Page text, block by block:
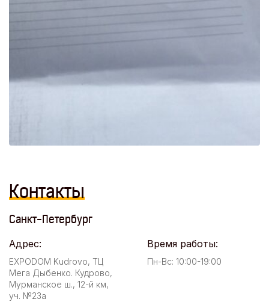
Контакты
Санкт-Петербург
Адрес:
EXPODOM Kudrovo, ТЦ
Мега Дыбенко. Кудрово,
Мурманское ш., 12-й км,
уч. №23а
Время работы:
Пн-Вс: 10:00-19:00